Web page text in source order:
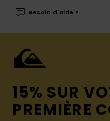
Besoin d'aide ?
15% SUR
PREMIÈRE